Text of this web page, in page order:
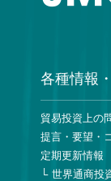
各種情報
貿易投資上の
提言・要望・
定期更新情報
世界通商投